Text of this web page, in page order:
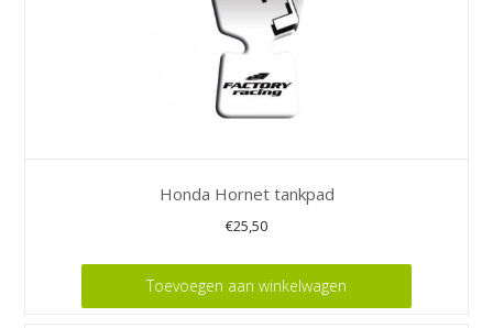
Honda Hornet tankpad
€25,50
Toevoegen aan winkelwagen